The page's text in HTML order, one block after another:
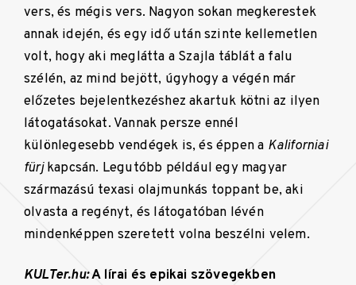
vers, és mégis vers. Nagyon sokan megkerestek
annak idején, és egy idő után szinte kellemetlen
volt, hogy aki meglátta a Szajla táblát a falu
szélén, az mind bejött, úgyhogy a végén már
előzetes bejelentkezéshez akartuk kötni az ilyen
látogatásokat. Vannak persze ennél
különlegesebb vendégek is, és éppen a Kaliforniai
fürjkapcsán. Legutóbb például egy magyar
származású texasi olajmunkás toppant be, aki
olvasta a regényt, és látogatóban lévén
mindenképpen szeretett volna beszélni velem.
KULTer.hu:A lírai és epikai szövegekben